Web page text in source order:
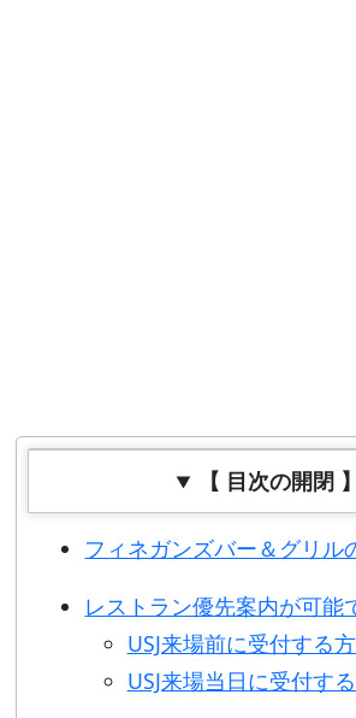
【 目次の開閉 】
フィネガンズバー＆グリル
レストラン優先案内が可能
USJ来場前に受付する
USJ来場当日に受付す